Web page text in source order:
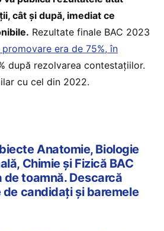
cât și după, imediat ce
Rezultate finale BAC 2023
era de 75%, în
după rezolvarea contestațiilor.
cu cel din 2022.
Anatomie, Biologie
Chimie și Fizică BAC
de toamnă. Descarcă
candidați și baremele